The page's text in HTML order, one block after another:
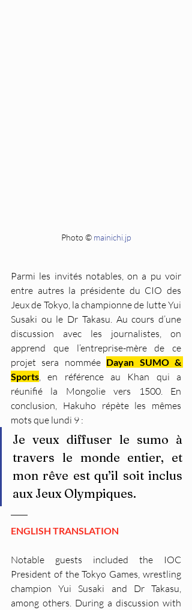
Photo © mainichi.jp
Parmi les invités notables, on a pu voir
entre autres la présidente du CIO des
Jeux de Tokyo, la championne de lutte Yui
Susaki ou le Dr Takasu. Au cours d’une
discussion avec les journalistes, on
apprend que l’entreprise-mère de ce
projet sera nommée Dayan SUMO &
Sports, en référence au Khan qui a
réunifié la Mongolie vers 1500. En
conclusion, Hakuho répète les mêmes
mots que lundi 9 :
Je veux diffuser le sumo à
travers le monde entier, et
mon rêve est qu’il soit inclus
aux Jeux Olympiques.
ENGLISH TRANSLATION
Notable guests included the IOC
President of the Tokyo Games, wrestling
champion Yui Susaki and Dr Takasu,
among others. During a discussion with